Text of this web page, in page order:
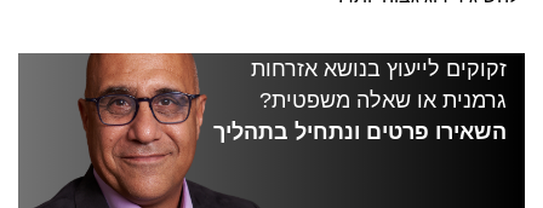
זקוקים לייעוץ בנושא אזרחות
גרמנית או שאלה משפטית?
השאירו פרטים ונתחיל בתהליך